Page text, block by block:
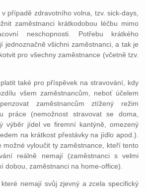
případě zdravotního volna, tzv. sick-days,
zaměstnanci krátkodobou léčbu mimo
neschopnosti. Potřebu krátkého
jednoznačně všichni zaměstnanci, a tak je
pro všechny zaměstnance (včetně tzv.
také pro příspěvek na stravování, kdy
všem zaměstnancům, neboť účelem
zaměstnancům ztížený režim
práce (nemožnost stravovat se doma,
výběr jídel ve firemní kantýně, omezený
na krátkost přestávky na jídlo apod.).
možné vyloučit ty zaměstnance, kteří tento
reálně nemají (zaměstnanci s velmi
dobou, zaměstnanci na home-office).
nemají svůj zjevný a zcela specifický